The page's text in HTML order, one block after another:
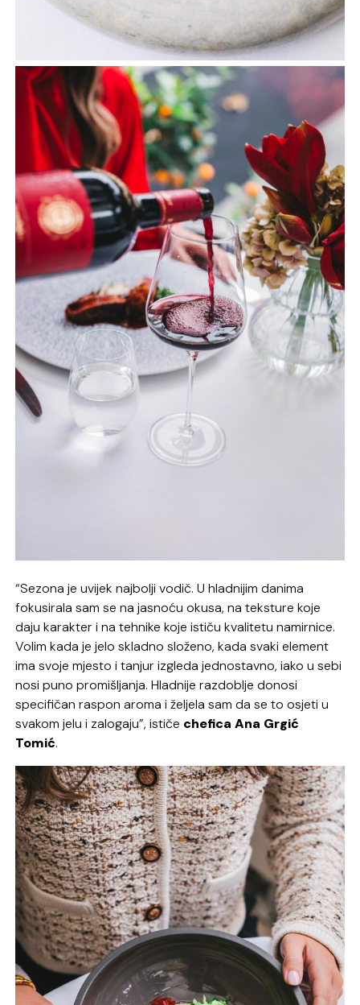
“Sezona je uvijek najbolji vodič. U hladnijim danima
fokusirala sam se na jasnoću okusa, na teksture koje
daju karakter i na tehnike koje ističu kvalitetu namirnice.
Volim kada je jelo skladno složeno, kada svaki element
ima svoje mjesto i tanjur izgleda jednostavno, iako u sebi
nosi puno promišljanja. Hladnije razdoblje donosi
specifičan raspon aroma i željela sam da se to osjeti u
svakom jelu i zalogaju”, ističe chefica Ana Grgić
Tomić.